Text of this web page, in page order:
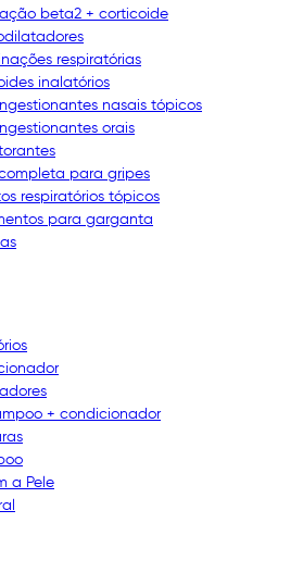
beta2 + corticoide
respiratórias
inalatórios
nasais tópicos
orais
para gripes
respiratórios tópicos
para garganta
+ condicionador
a Pele